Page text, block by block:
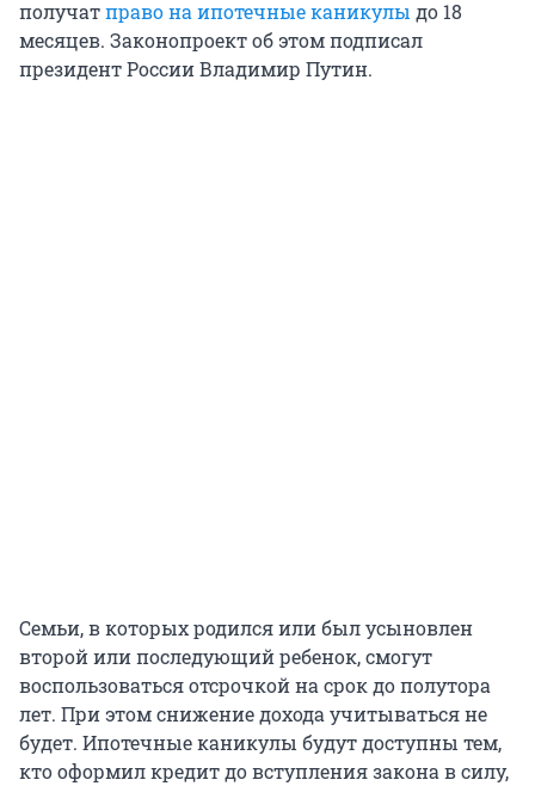
получатправо на ипотечные каникулы до 18
месяцев. Законопроект об этом подписал
президент России Владимир Путин.
Семьи, в которых родился или был усыновлен
второй или последующий ребенок, смогут
воспользоваться отсрочкой на срок до полутора
лет. При этом снижение дохода учитываться не
будет. Ипотечные каникулы будут доступны тем,
кто оформил кредит до вступления закона в силу,